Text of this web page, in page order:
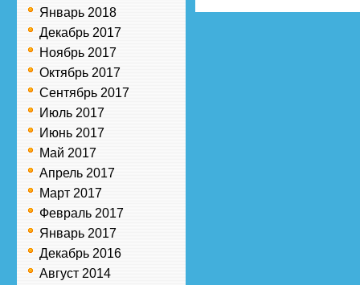
Январь 2018
Декабрь 2017
Ноябрь 2017
Октябрь 2017
Сентябрь 2017
Июль 2017
Июнь 2017
Май 2017
Апрель 2017
Март 2017
Февраль 2017
Январь 2017
Декабрь 2016
Август 2014